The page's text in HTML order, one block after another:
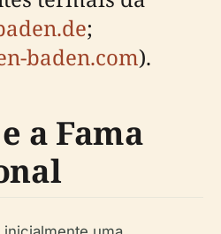
;
baden.com).
a Fama